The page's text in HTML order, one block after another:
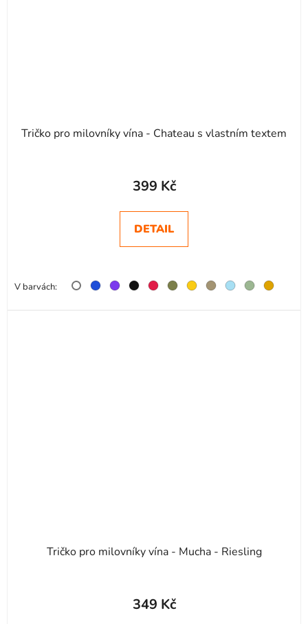
Tričko pro milovníky vína - Chateau s vlastním textem
399 Kč
DETAIL
V barvách:
Tričko pro milovníky vína - Mucha - Riesling
349 Kč